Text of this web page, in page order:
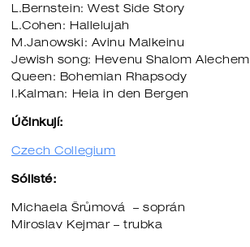
L.Bernstein: West Side Story
L.Cohen: Hallelujah
M.Janowski: Avinu Malkeinu
Jewish song: Hevenu Shalom Alechem
Queen: Bohemian Rhapsody
I.Kalman: Heia in den Bergen
Účinkují:
Czech Collegium
Sólisté:
Michaela Šrůmová – soprán
Miroslav Kejmar – trubka